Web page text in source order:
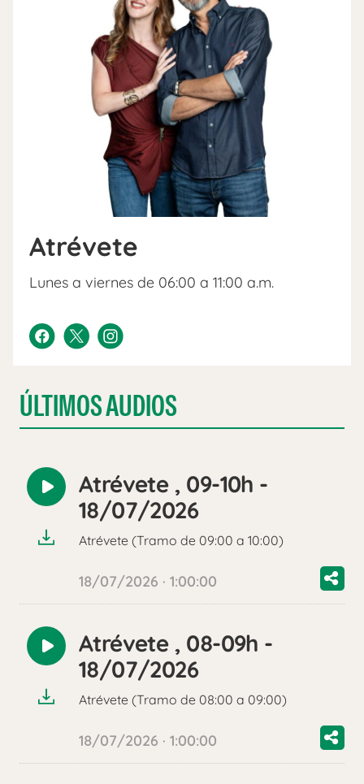
Atrévete
Lunes a viernes de 06:00 a 11:00 a.m.
ÚLTIMOS AUDIOS
Reproducir
audio
Atrévete , 09-10h -
18/07/2026
Atrévete (Tramo de 09:00 a 10:00)
18/07/2026 · 1:00:00
Reproducir
audio
Atrévete , 08-09h -
18/07/2026
Atrévete (Tramo de 08:00 a 09:00)
18/07/2026 · 1:00:00